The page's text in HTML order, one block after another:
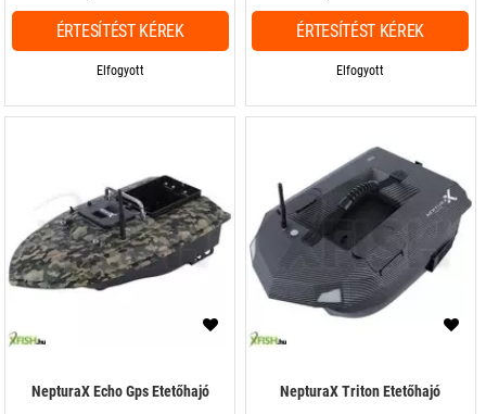
Elfogyott
ÉRTESÍTÉST KÉREK
Elfogyott
ÉRTESÍTÉST KÉREK
NepturaX Echo Gps Etetőhajó NepturaX Triton Etetőhajó